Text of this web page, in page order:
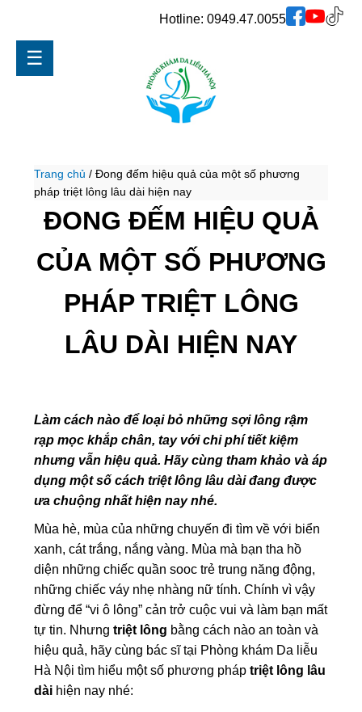
Hotline: 0949.47.0055
☰
Trang chủ /Đong đếm hiệu quả của một số phương
pháp triệt lông lâu dài hiện nay
ĐONG ĐẾM HIỆU QUẢ
CỦA MỘT SỐ PHƯƠNG
PHÁP TRIỆT LÔNG
LÂU DÀI HIỆN NAY
Làm cách nào để loại bỏ những sợi lông rậm
rạp mọc khắp chân, tay với chi phí tiết kiệm
nhưng vẫn hiệu quả. Hãy cùng tham khảo và áp
dụng một số cách triệt lông lâu dài đang được
ưa chuộng nhất hiện nay nhé.
Mùa hè, mùa của những chuyến đi tìm về với biển
xanh, cát trắng, nắng vàng. Mùa mà bạn tha hồ
diện những chiếc quần sooc trẻ trung năng động,
những chiếc váy nhẹ nhàng nữ tính. Chính vì vậy
đừng để “vi ô lông” cản trở cuộc vui và làm bạn mất
tự tin. Nhưngtriệt lông bằng cách nào an toàn và
hiệu quả, hãy cùng bác sĩ tại Phòng khám Da liễu
Hà Nội tìm hiểu một số phương pháptriệt lông lâu
dài hiện nay nhé: